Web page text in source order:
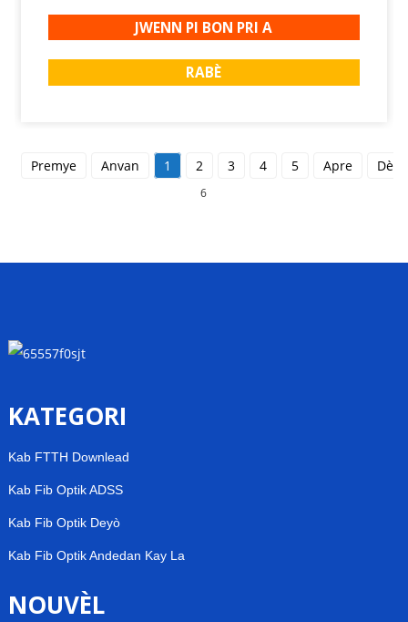
JWENN PI BON PRI A
RABÈ
Premye Anvan 1 2 3 4 5 Apre
6
KATEGORI
Kab FTTH Downlead
Kab Fib Optik ADSS
Kab Fib Optik Deyò
Kab Fib Optik Andedan Kay La
NOUVÈL